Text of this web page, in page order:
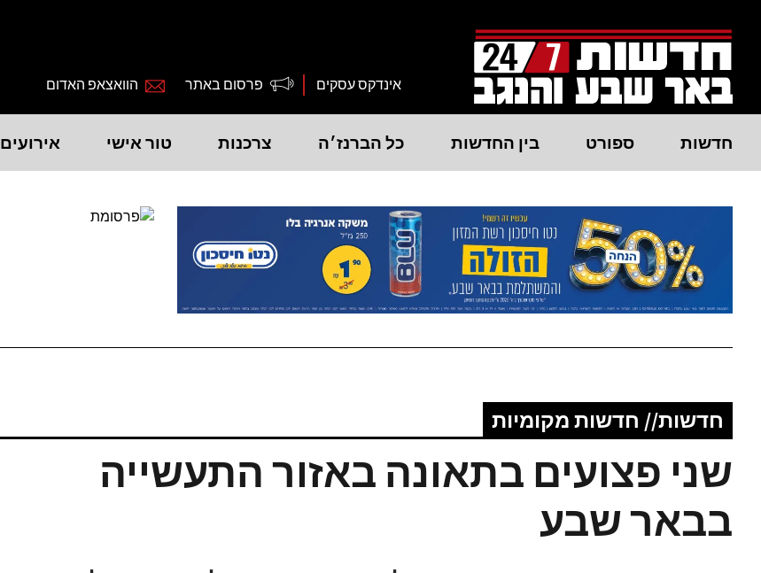
אינדקס עסקים פרסום באתר הוואצאפ האדום
חדשות ספורט בין החדשות כל הברנז׳ה צרכנות טור אישי אירועים
חדשות// חדשות מקומיות
שני פצועים בתאונה באזור התעשייה
בבאר שבע